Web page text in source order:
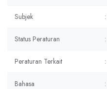
Subjek :
Status Peraturan :
Peraturan Terkait :
Bahasa :